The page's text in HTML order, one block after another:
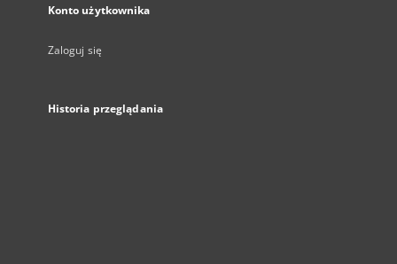
Konto użytkownika
Zaloguj się
Historia przeglądania